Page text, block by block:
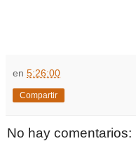
en 5:26:00
Compartir
No hay comentarios: